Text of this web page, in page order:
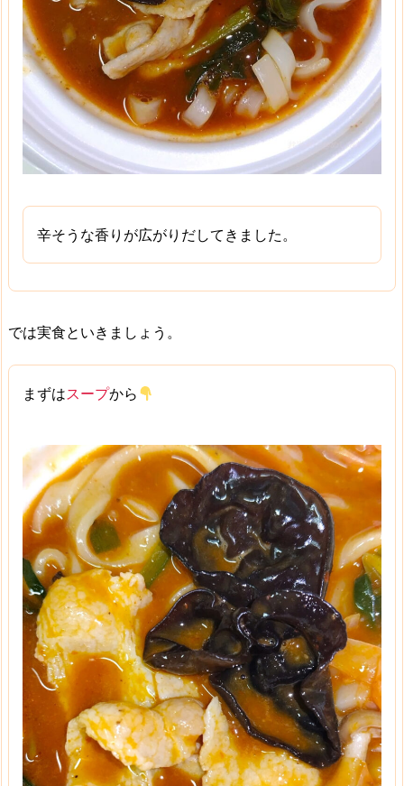
辛そうな香りが広がりだしてきました。
では実食といきましょう。
まずはスープから